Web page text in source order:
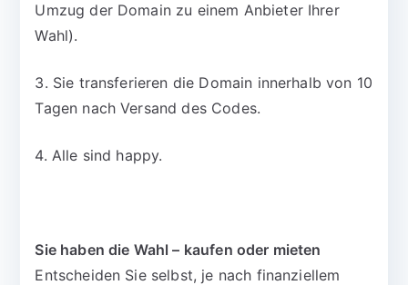
Umzug der Domain zu einem Anbieter Ihrer
Wahl).
3. Sie transferieren die Domain innerhalb von 10
Tagen nach Versand des Codes.
4. Alle sind happy.
Sie haben die Wahl – kaufen oder mieten
Entscheiden Sie selbst, je nach finanziellem